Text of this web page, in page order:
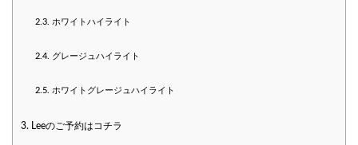
2.3. ホワイトハイライト
2.4. グレージュハイライト
2.5. ホワイトグレージュハイライト
3. Leeのご予約はコチラ